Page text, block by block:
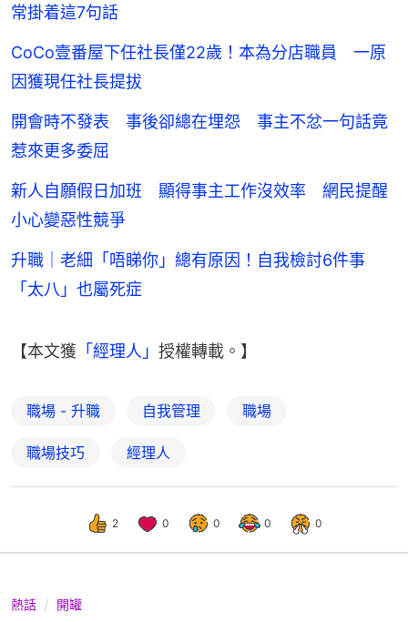
常掛着這7句話
CoCo壹番屋下任社長僅22歲！本為分店職員 一原
因獲現任社長提拔
開會時不發表 事後卻總在埋怨 事主不忿一句話竟
惹來更多委屈
新人自願假日加班 顯得事主工作沒效率 網民提醒
小心變惡性競爭
升職｜老細「唔睇你」總有原因！自我檢討6件事
「太八」也屬死症
【本文獲 「經理人」 授權轉載。】
職場 - 升職 自我管理 職場
職場技巧 經理人
2 0 0 0 0
熱話 開罐